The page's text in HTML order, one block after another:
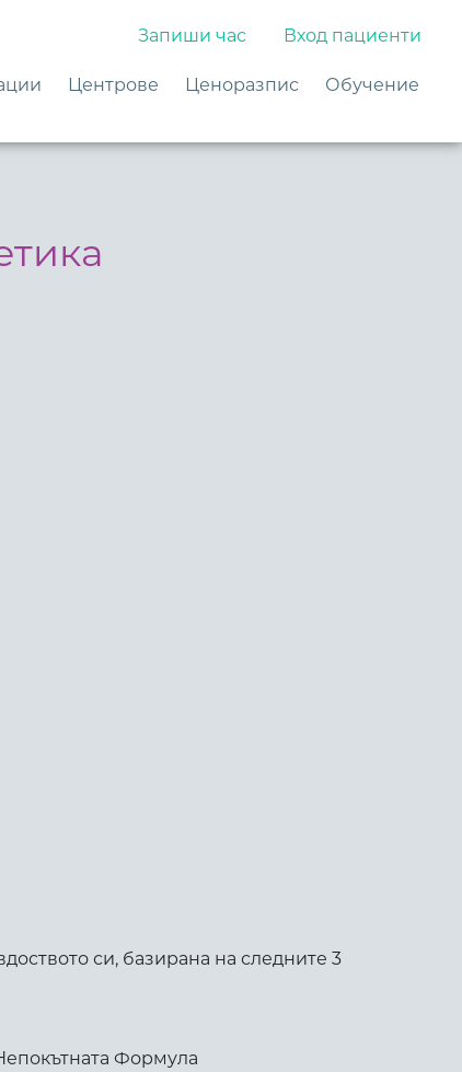
Запиши час Вход пациенти
Центрове Ценоразпис Обучение
си, базирана на следните 3
Формула